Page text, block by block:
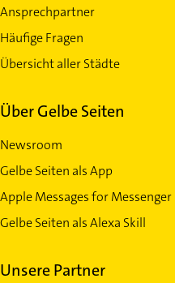
Ansprechpartner
Häufige Fragen
Übersicht aller Städte
Über Gelbe Seiten
Newsroom
Gelbe Seiten als App
Apple Messages for Messenger
Gelbe Seiten als Alexa Skill
Unsere Partner